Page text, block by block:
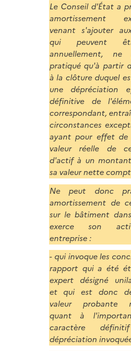
Le Conseil d'État a
amortissement
venant s'ajouter
qui peuvent
annuellement,
pratiqué qu'à partir
à la clôture duquel
une dépréciation
définitive de
correspondant,
circonstances
ayant pour effet de
valeur réelle de
d'actif à un
sa valeur nette
Ne peut donc
amortissement de
sur le bâtiment
exerce son
entreprise :
- qui invoque les
rapport qui a été
expert désigné
et qui est donc
valeur probante
quant à
caractère
dépréciation